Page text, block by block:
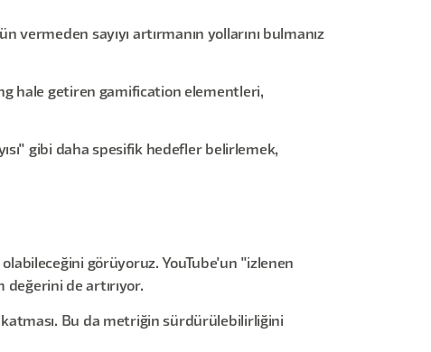
sayıyı artırmanın yollarını bulmanız
hale getiren gamification elementleri,
gibi daha spesifik hedefler belirlemek,
görüyoruz. YouTube'un "izlenen
değerini de artırıyor.
Bu da metriğin sürdürülebilirliğini